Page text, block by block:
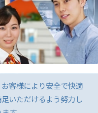
客様により安全で快適
いただけるよう努力し